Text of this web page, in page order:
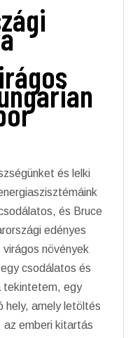
és lelki
és Bruce
edényes
növények
csodálatos és
tekintetem, egy
hely, amely letöltés
emberi kitartás